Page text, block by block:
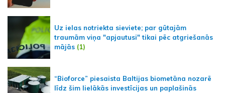
Uz ielas notriekta sieviete; par gūtajām
traumām viņa "apjautusi" tikai pēc atgriešanās
mājās (1)
“Bioforce” piesaista Baltijas biometāna nozarē
līdz šim lielākās investīcijas un paplašinās